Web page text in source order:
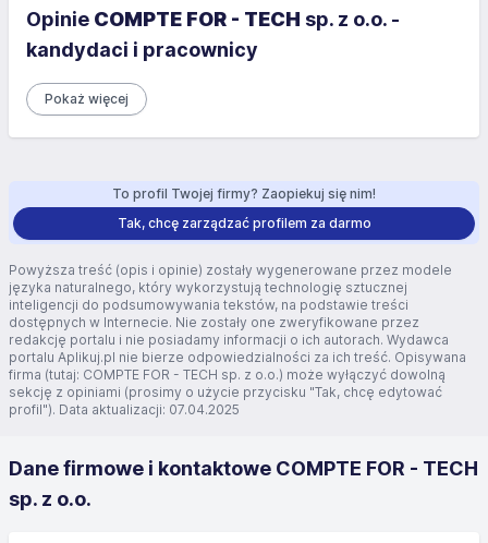
Opinie COMPTE FOR - TECH sp. z o.o. -
kandydaci i pracownicy
Pokaż więcej
To profil Twojej firmy? Zaopiekuj się nim!
Tak, chcę zarządzać profilem za darmo
Powyższa treść (opis i opinie) zostały wygenerowane przez modele
języka naturalnego, który wykorzystują technologię sztucznej
inteligencji do podsumowywania tekstów, na podstawie treści
dostępnych w Internecie. Nie zostały one zweryfikowane przez
redakcję portalu i nie posiadamy informacji o ich autorach. Wydawca
portalu Aplikuj.pl nie bierze odpowiedzialności za ich treść. Opisywana
firma (tutaj: COMPTE FOR - TECH sp. z o.o.) może wyłączyć dowolną
sekcję z opiniami (prosimy o użycie przycisku "Tak, chcę edytować
profil"). Data aktualizacji: 07.04.2025
Dane firmowe i kontaktowe COMPTE FOR - TECH
sp. z o.o.